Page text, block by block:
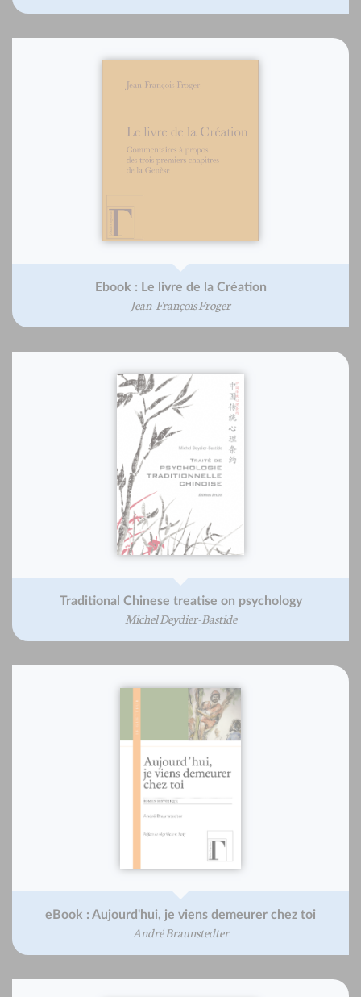
Ebook : Le livre de la Création
Jean-François Froger
Traditional Chinese treatise on psychology
Michel Deydier-Bastide
eBook : Aujourd'hui, je viens demeurer chez toi
André Braunstedter